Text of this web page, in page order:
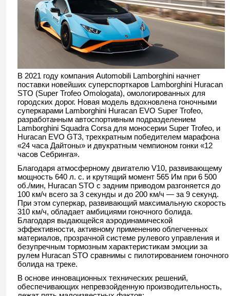
В 2021 году компания Automobili Lamborghini начнет
поставки новейших суперспорткаров Lamborghini Huracan
STO (Super Trofeo Omologata), омологированных для
городских дорог. Новая модель вдохновлена гоночными
суперкарами Lamborghini Huracan EVO Super Trofeo,
разработанным автоспортивным подразделением
Lamborghini Squadra Corsa для моносерии Super Trofeo, и
Huracan EVO GT3, трехкратным победителем марафона
«24 часа Дайтоны» и двукратным чемпионом гонки «12
часов Себринга».
Благодаря атмосферному двигателю V10, развивающему
мощность 640 л. с. и крутящий момент 565 Им при 6 500
об./мин, Huracan STO с задним приводом разгоняется до
100 км/ч всего за 3 секунды и до 200 км/ч — за 9 секунд.
При этом суперкар, развивающий максимальную скорость
310 км/ч, обладает амбициями гоночного болида.
Благодаря выдающейся аэродинамической
эффективности, активному применению облегченных
материалов, прозрачной системе рулевого управления и
безупречным тормозным характеристикам эмоции за
рулем Huracan STO сравнимы с пилотированием гоночного
болида на треке.
В основе инновационных технических решений,
обеспечивающих непревзойденную производительность,